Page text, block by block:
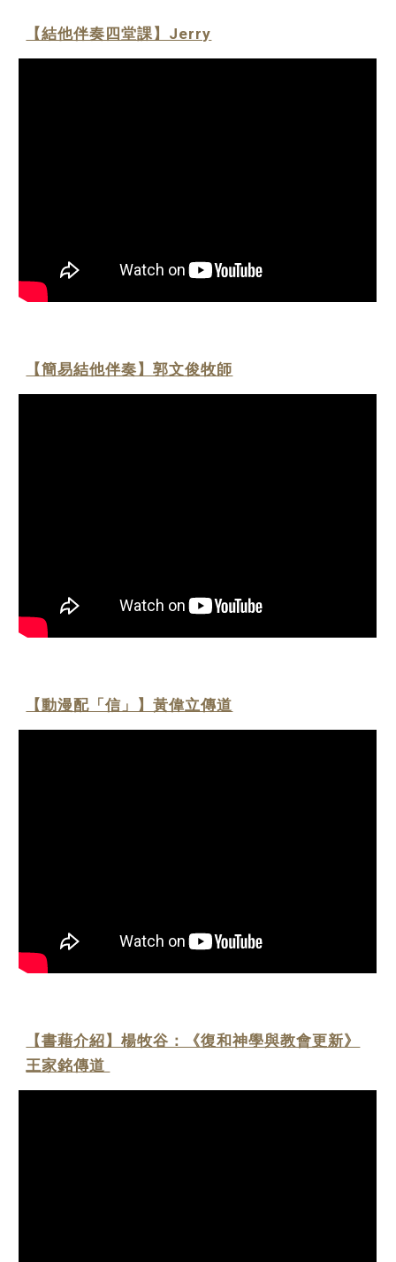
【結他伴奏四堂課】Jerry
【簡易結他伴奏】郭文俊牧師
【動漫配「信」】黃偉立傳道
【書藉介紹】楊牧谷：《復和神學與教會更新》
王家銘傳道